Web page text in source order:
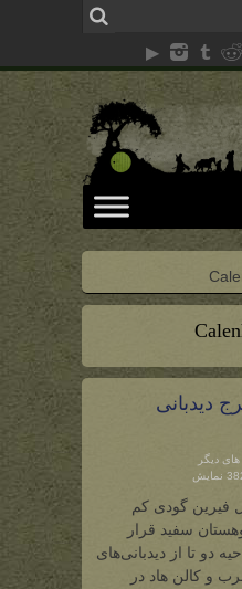
دیدبانی
دیگر
نمایش
فیرین گودی کم
سفید قرار
دو تا از دیدبانی‌های
و کالن هاد در